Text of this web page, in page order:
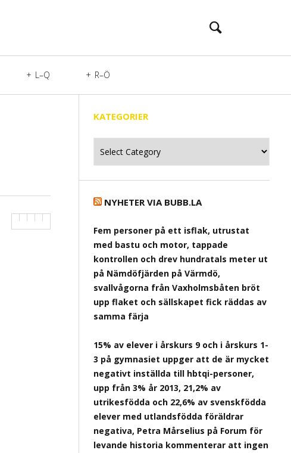
L–Q R–Ö
KATEGORIER
NYHETER VIA BUBB.LA
Fem personer på ett isflak, utrustat
med bastu och motor, tappade
kontrollen och drev hundratals meter ut
på Nämdöfjärden på Värmdö,
svallvågorna från Vaxholmsbåten bröt
upp flaket och sällskapet fick räddas av
samma färja
15% av elever i årskurs 9 och i årskurs 1-
3 på gymnasiet uppger att de är mycket
negativt inställda till hbtqi-personer,
upp från 3% år 2013, 21,2% av
utrikesfödda och 22,6% av svenskfödda
elever med utlandsfödda föräldrar
negativa, Petra Mårselius på Forum för
levande historia kommenterar att ingen